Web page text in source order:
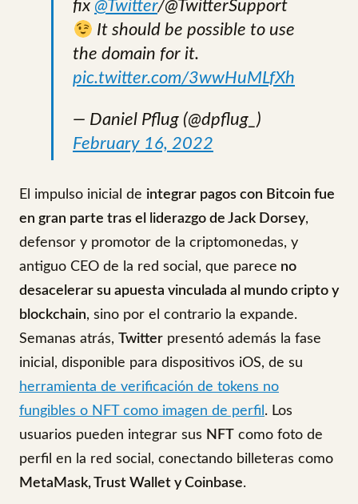
fix @Twitter/@TwitterSupport
It should be possible to use
the domain for it.
pic.twitter.com/3wwHuMLfXh
— Daniel Pflug (@dpflug_)
February 16, 2022
El impulso inicial de integrar pagos con Bitcoin fue
en gran parte tras el liderazgo de Jack Dorsey,
defensor y promotor de la criptomonedas, y
antiguo CEO de la red social, que parece no
desacelerar su apuesta vinculada al mundo cripto y
blockchain, sino por el contrario la expande.
Semanas atrás,
Twitter presentó además la fase
inicial, disponible para dispositivos iOS, de su
herramienta de verificación de tokens no
fungibles o NFT como imagen de perfil . Los
usuarios pueden integrar sus NFT
como foto de
perfil en la red social, conectando billeteras como
MetaMask, Trust Wallet y Coinbase.